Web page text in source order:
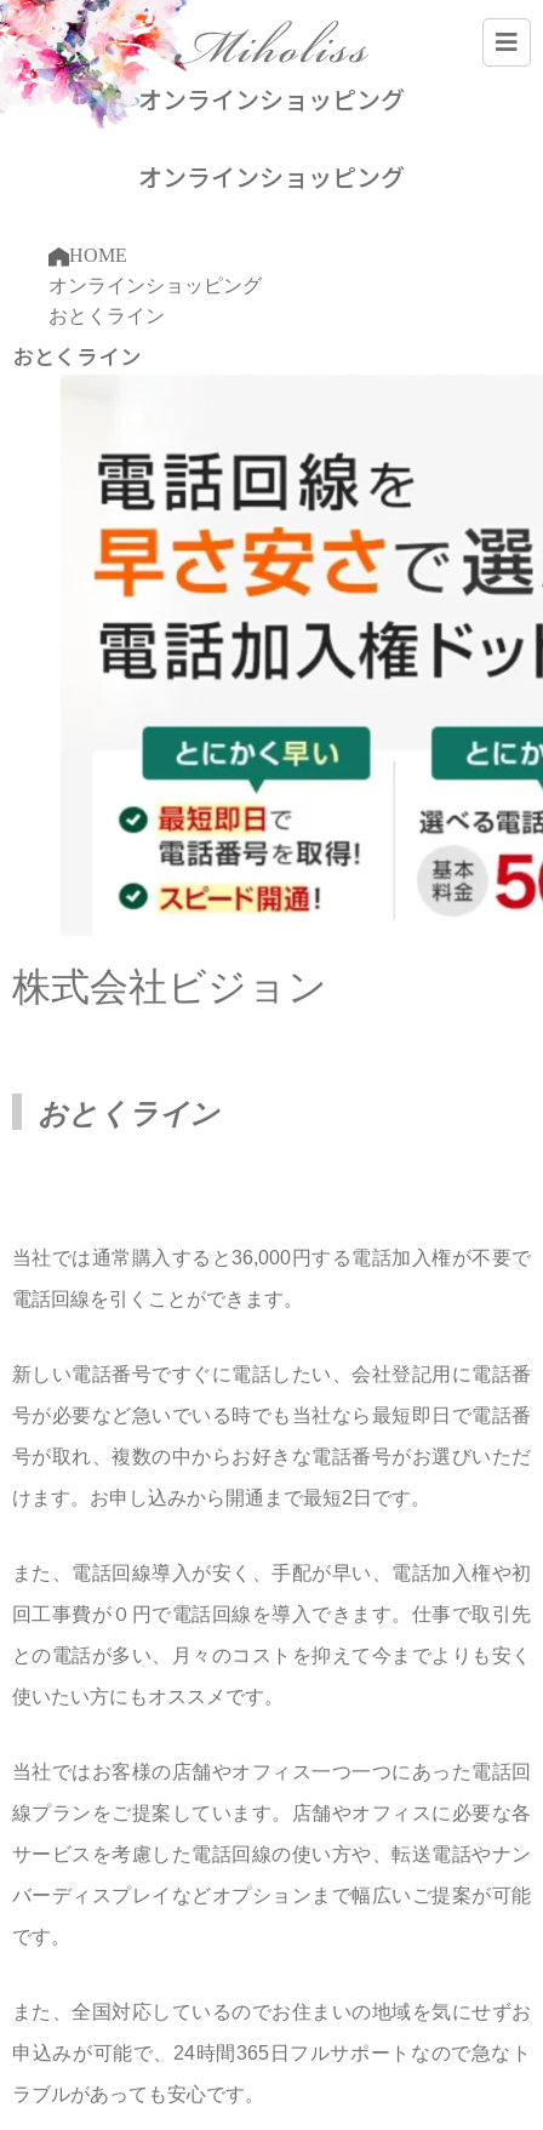
オンラインショッピング
オンラインショッピング
HOME
オンラインショッピング
おとくライン
おとくライン
株式会社ビジョン
おとくライン
当社では通常購入すると36,000円する電話加入権が不要で
電話回線を引くことができます。
新しい電話番号ですぐに電話したい、会社登記用に電話番
号が必要など急いでいる時でも当社なら最短即日で電話番
号が取れ、複数の中からお好きな電話番号がお選びいただ
けます。お申し込みから開通まで最短2日です。
また、電話回線導入が安く、手配が早い、電話加入権や初
回工事費が０円で電話回線を導入できます。仕事で取引先
との電話が多い、月々のコストを抑えて今までよりも安く
使いたい方にもオススメです。
当社ではお客様の店舗やオフィス一つ一つにあった電話回
線プランをご提案しています。店舗やオフィスに必要な各
サービスを考慮した電話回線の使い方や、転送電話やナン
バーディスプレイなどオプションまで幅広いご提案が可能
です。
また、全国対応しているのでお住まいの地域を気にせずお
申込みが可能で、24時間365日フルサポートなので急なト
ラブルがあっても安心です。